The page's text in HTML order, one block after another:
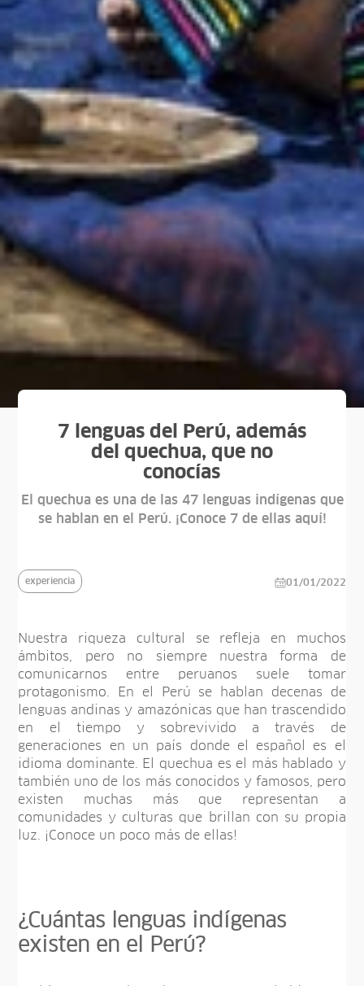
7 lenguas del Perú, además
del quechua, que no
conocías
El quechua es una de las 47 lenguas indígenas que
se hablan en el Perú. ¡Conoce 7 de ellas aquí!
experiencia 01/01/2022
Nuestra riqueza cultural se refleja en muchos
ámbitos, pero no siempre nuestra forma de
comunicarnos entre peruanos suele tomar
protagonismo. En el Perú se hablan decenas de
lenguas andinas y amazónicas que han trascendido
en el tiempo y sobrevivido a través de
generaciones en un país donde el español es el
idioma dominante. El quechua es el más hablado y
también uno de los más conocidos y famosos, pero
existen muchas más que representan a
comunidades y culturas que brillan con su propia
luz. ¡Conoce un poco más de ellas!
¿Cuántas lenguas indígenas
existen en el Perú?